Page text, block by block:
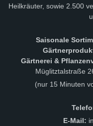
Heilkräuter, sowie 2.500
Saisonale
Gärtnerei &
Müglitztalstraße
(nur 15 Minuten
E-Mail: